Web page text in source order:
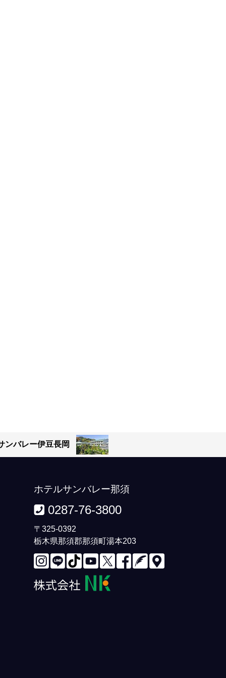
ンバレー伊豆長岡
ホテルサンバレー那須
0287-76-3800
〒325-0392
栃木県那須郡那須町湯本203